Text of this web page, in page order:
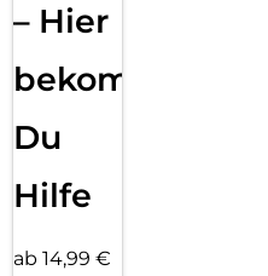
– Hier
bekommst
Du
Hilfe
ab 14,99 €